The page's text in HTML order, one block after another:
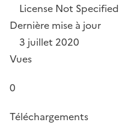
License Not Specified
Dernière mise à jour
3 juillet 2020
Vues
0
Téléchargements